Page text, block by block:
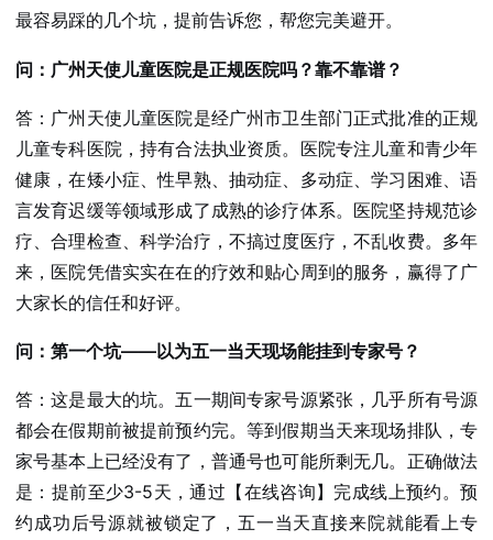
最容易踩的几个坑，提前告诉您，帮您完美避开。
问：广州天使儿童医院是正规医院吗？靠不靠谱？
答：广州天使儿童医院是经广州市卫生部门正式批准的正规
儿童专科医院，持有合法执业资质。医院专注儿童和青少年
健康，在矮小症、性早熟、抽动症、多动症、学习困难、语
言发育迟缓等领域形成了成熟的诊疗体系。医院坚持规范诊
疗、合理检查、科学治疗，不搞过度医疗，不乱收费。多年
来，医院凭借实实在在的疗效和贴心周到的服务，赢得了广
大家长的信任和好评。
问：第一个坑——以为五一当天现场能挂到专家号？
答：这是最大的坑。五一期间专家号源紧张，几乎所有号源
都会在假期前被提前预约完。等到假期当天来现场排队，专
家号基本上已经没有了，普通号也可能所剩无几。正确做法
是：提前至少3-5天，通过【在线咨询】完成线上预约。预
约成功后号源就被锁定了，五一当天直接来院就能看上专